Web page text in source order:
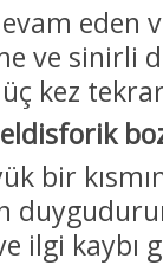
eden
ve sinirli
kez
bir
ilgi kaybı